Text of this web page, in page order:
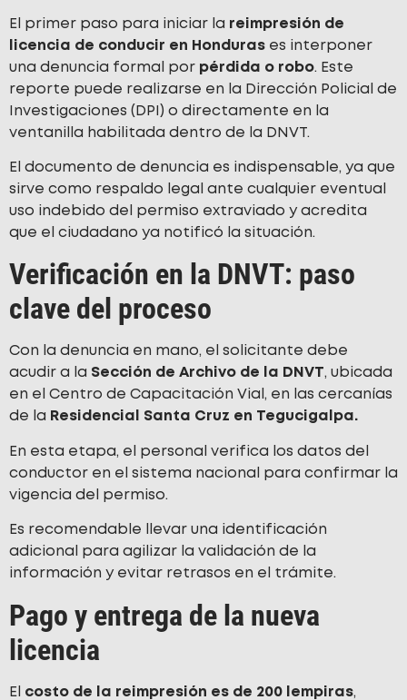
El primer paso para iniciar la reimpresión de
licencia de conducir en Honduras es interponer
una denuncia formal por pérdida o robo. Este
reporte puede realizarse en la Dirección Policial de
Investigaciones (DPI) o directamente en la
ventanilla habilitada dentro de la DNVT.
El documento de denuncia es indispensable, ya que
sirve como respaldo legal ante cualquier eventual
uso indebido del permiso extraviado y acredita
que el ciudadano ya notificó la situación.
Verificación en la DNVT: paso
clave del proceso
Con la denuncia en mano, el solicitante debe
acudir a la Sección de Archivo de la DNVT, ubicada
en el Centro de Capacitación Vial, en las cercanías
de la Residencial Santa Cruz en Tegucigalpa.
En esta etapa, el personal verifica los datos del
conductor en el sistema nacional para confirmar la
vigencia del permiso.
Es recomendable llevar una identificación
adicional para agilizar la validación de la
información y evitar retrasos en el trámite.
Pago y entrega de la nueva
licencia
El costo de la reimpresión es de 200 lempiras,